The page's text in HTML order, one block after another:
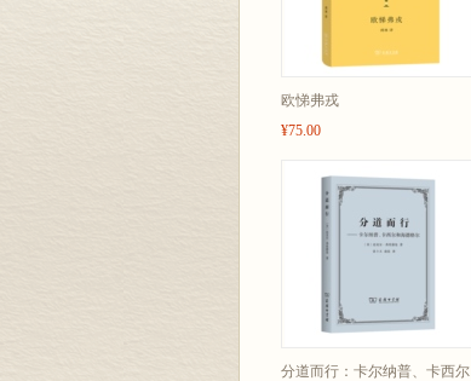
欧悌弗戎
¥75.00
分道而行：卡尔纳普、卡西尔